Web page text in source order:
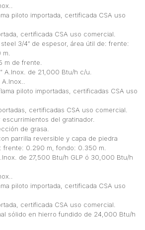
piloto importada, certificada CSA uso
certificada CSA uso comercial.
3/4″ de espesor, área útil de: frente:
m.
m de frente.
A.Inox. de 21,000 Btu/h c/u.
A.Inox..
piloto importadas, certificadas CSA uso
certificadas CSA uso comercial.
escurrimientos del gratinador.
de grasa.
parrilla reversible y capa de piedra
frente: 0.290 m, fondo: 0.350 m.
de 27,500 Btu/h GLP ó 30,000 Btu/h
piloto importada, certificada CSA uso
certificada CSA uso comercial.
sólido en hierro fundido de 24,000 Btu/h